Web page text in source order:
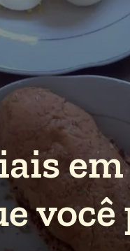
você